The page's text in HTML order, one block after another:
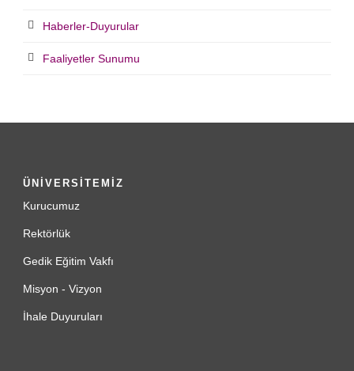
Haberler-Duyurular
Faaliyetler Sunumu
ÜNİVERSİTEMİZ
Kurucumuz
Rektörlük
Gedik Eğitim Vakfı
Misyon - Vizyon
İhale Duyuruları